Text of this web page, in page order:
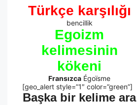
Türkçe karşılığı
bencillik
Egoizm
kelimesinin
kökeni
Fransızca Égoïsme
[geo_alert style=”1″ color=”green”]
Başka bir kelime ara